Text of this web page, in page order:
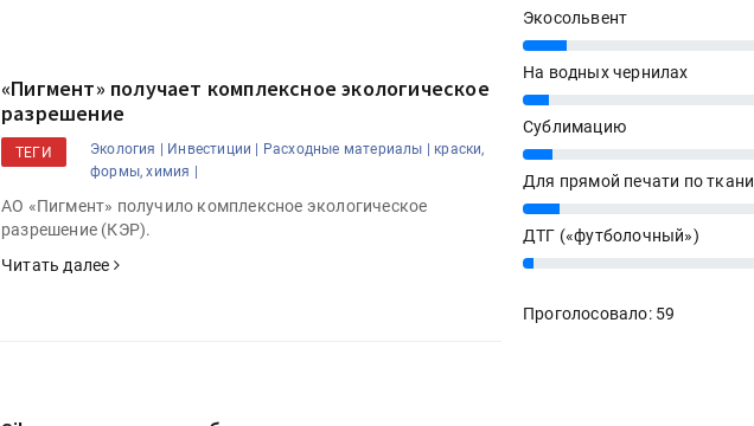
«Пигмент» получает комплексное экологическое
разрешение
ТЕГИ Экология | Инвестиции | Расходные материалы |
краски,
формы, химия |
АО «Пигмент» получило комплексное экологическое
разрешение (КЭР).
Читать далее
Экосольвент
12%
На водных чернилах
7%
Сублимацию
8%
Для прямой печати по ткани
10%
ДТГ («футболочный»)
3%
Проголосовало: 59